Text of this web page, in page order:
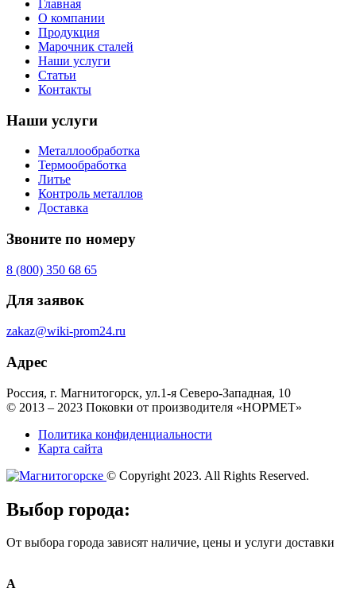
Главная
О компании
Продукция
Марочник сталей
Наши услуги
Статьи
Контакты
Наши услуги
Металлообработка
Термообработка
Литье
Контроль металлов
Доставка
Звоните по номеру
8 (800) 350 68 65
Для заявок
zakaz@wiki-prom24.ru
Адрес
Россия, г. Магнитогорск, ул.1-я Северо-Западная, 10
© 2013 – 2023 Поковки от производителя «НОРМЕТ»
Политика конфиденциальности
Карта сайта
© Copyright 2023. All Rights Reserved.
Выбор города:
От выбора города зависят наличие, цены и услуги доставки
А